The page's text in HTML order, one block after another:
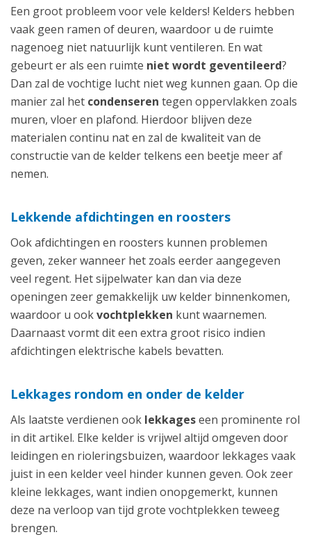
Een groot probleem voor vele kelders! Kelders hebben
vaak geen ramen of deuren, waardoor u de ruimte
nagenoeg niet natuurlijk kunt ventileren. En wat
gebeurt er als een ruimte niet wordt geventileerd?
Dan zal de vochtige lucht niet weg kunnen gaan. Op die
manier zal het condenseren tegen oppervlakken zoals
muren, vloer en plafond. Hierdoor blijven deze
materialen continu nat en zal de kwaliteit van de
constructie van de kelder telkens een beetje meer af
nemen.
Lekkende afdichtingen en roosters
Ook afdichtingen en roosters kunnen problemen
geven, zeker wanneer het zoals eerder aangegeven
veel regent. Het sijpelwater kan dan via deze
openingen zeer gemakkelijk uw kelder binnenkomen,
waardoor u ookvochtplekken kunt waarnemen.
Daarnaast vormt dit een extra groot risico indien
afdichtingen elektrische kabels bevatten.
Lekkages rondom en onder de kelder
Als laatste verdienen ook lekkageseen prominente rol
in dit artikel. Elke kelder is vrijwel altijd omgeven door
leidingen en rioleringsbuizen, waardoor lekkages vaak
juist in een kelder veel hinder kunnen geven. Ook zeer
kleine lekkages, want indien onopgemerkt, kunnen
deze na verloop van tijd grote vochtplekken teweeg
brengen.